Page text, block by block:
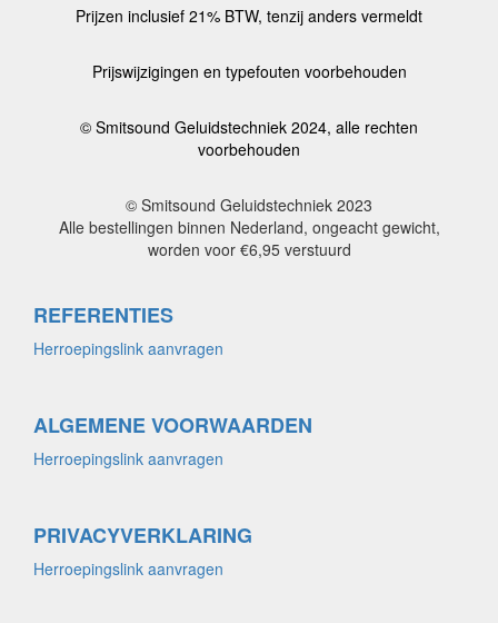
Prijzen inclusief 21% BTW, tenzij anders vermeldt
Prijswijzigingen en typefouten voorbehouden
© Smitsound Geluidstechniek 2024, alle rechten
voorbehouden
© Smitsound Geluidstechniek 2023
Alle bestellingen binnen Nederland, ongeacht gewicht,
worden voor €6,95 verstuurd
REFERENTIES
Herroepingslink aanvragen
ALGEMENE VOORWAARDEN
Herroepingslink aanvragen
PRIVACYVERKLARING
Herroepingslink aanvragen